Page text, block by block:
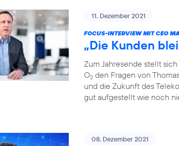
11. Dezember 2021
FOCUS-INTERVIEW MIT CEO
„Die Kunden
Zum Jahresende stellt
O2 den Fragen von
und die Zukunft des
gut aufgestellt wie noch
08. Dezember 2021